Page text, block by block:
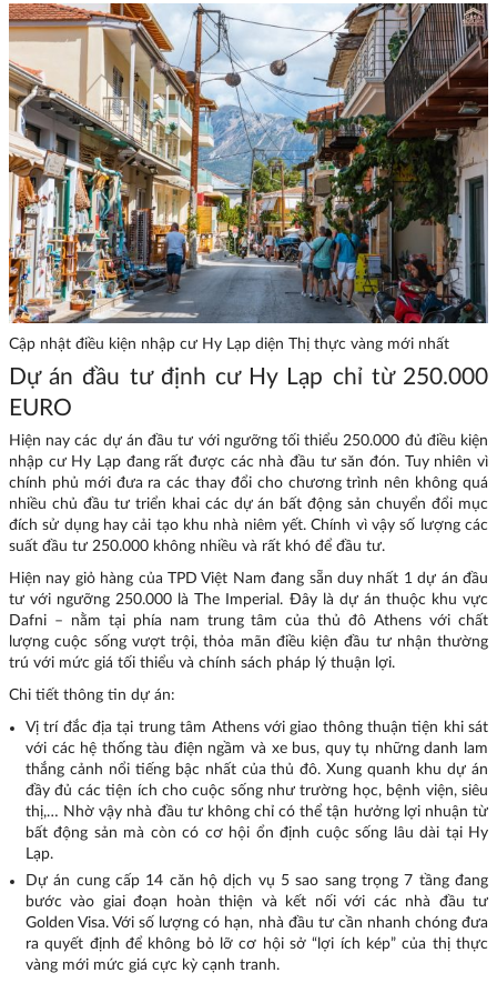
Cập nhật điều kiện nhập cư Hy Lạp diện Thị thực vàng mới nhất
Dự án đầu tư định cư Hy Lạp chỉ từ 250.000
EURO
Hiện nay các dự án đầu tư với ngưỡng tối thiểu 250.000 đủ điều kiện
nhập cư Hy Lạp đang rất được các nhà đầu tư săn đón. Tuy nhiên vì
chính phủ mới đưa ra các thay đổi cho chương trình nên không quá
nhiều chủ đầu tư triển khai các dự án bất động sản chuyển đổi mục
đích sử dụng hay cải tạo khu nhà niêm yết. Chính vì vậy số lượng các
suất đầu tư 250.000 không nhiều và rất khó để đầu tư.
Hiện nay giỏ hàng của TPD Việt Nam đang sẵn duy nhất 1 dự án đầu
tư với ngưỡng 250.000 là The Imperial. Đây là dự án thuộc khu vực
Dafni – nằm tại phía nam trung tâm của thủ đô Athens với chất
lượng cuộc sống vượt trội, thỏa mãn điều kiện đầu tư nhận thường
trú với mức giá tối thiểu và chính sách pháp lý thuận lợi.
Chi tiết thông tin dự án:
Vị trí đắc địa tại trung tâm Athens với giao thông thuận tiện khi sát
với các hệ thống tàu điện ngầm và xe bus, quy tụ những danh lam
thắng cảnh nổi tiếng bậc nhất của thủ đô. Xung quanh khu dự án
đầy đủ các tiện ích cho cuộc sống như trường học, bệnh viện, siêu
thị,… Nhờ vậy nhà đầu tư không chỉ có thể tận hưởng lợi nhuận từ
bất động sản mà còn có cơ hội ổn định cuộc sống lâu dài tại Hy
Lạp.
Dự án cung cấp 14 căn hộ dịch vụ 5 sao sang trọng 7 tầng đang
bước vào giai đoạn hoàn thiện và kết nối với các nhà đầu tư
Golden Visa. Với số lượng có hạn, nhà đầu tư cần nhanh chóng đưa
ra quyết định để không bỏ lỡ cơ hội sở “lợi ích kép” của thị thực
vàng mới mức giá cực kỳ cạnh tranh.